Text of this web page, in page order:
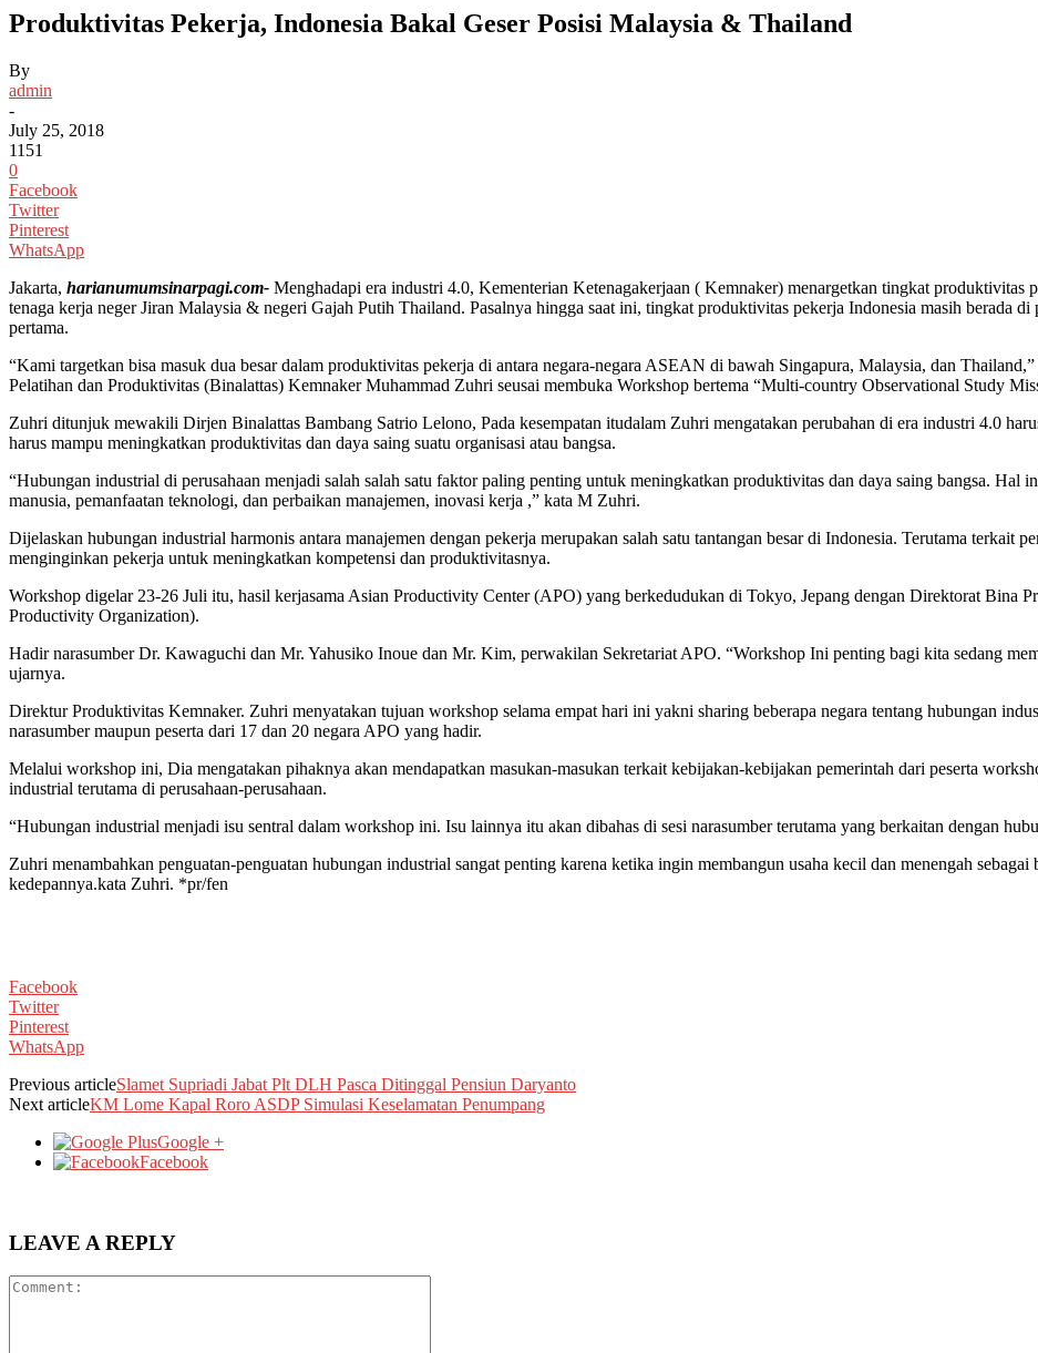
Produktivitas Pekerja, Indonesia Bakal Geser Posisi Malaysia & Thailand
By
admin
-
July 25, 2018
1151
0
Facebook
Twitter
Pinterest
WhatsApp
Jakarta, harianumumsinarpagi.com- Menghadapi era industri 4.0, Kementerian Ketenagakerjaan ( Kemnaker) menargetkan tingkat produktivitas
tenaga kerja neger Jiran Malaysia & negeri Gajah Putih Thailand. Pasalnya hingga saat ini, tingkat produktivitas pekerja Indonesia masih berada
pertama.
“Kami targetkan bisa masuk dua besar dalam produktivitas pekerja di antara negara-negara ASEAN di bawah Singapura, Malaysia, dan
Pelatihan dan Produktivitas (Binalattas) Kemnaker Muhammad Zuhri seusai membuka Workshop bertema “Multi-country Observational Study
Zuhri ditunjuk mewakili Dirjen Binalattas Bambang Satrio Lelono, Pada kesempatan itudalam Zuhri mengatakan perubahan di era industri 4.0
harus mampu meningkatkan produktivitas dan daya saing suatu organisasi atau bangsa.
“Hubungan industrial di perusahaan menjadi salah salah satu faktor paling penting untuk meningkatkan produktivitas dan daya saing bangsa. Hal
manusia, pemanfaatan teknologi, dan perbaikan manajemen, inovasi kerja ,” kata M Zuhri.
Dijelaskan hubungan industrial harmonis antara manajemen dengan pekerja merupakan salah satu tantangan besar di Indonesia. Terutama terkait
menginginkan pekerja untuk meningkatkan kompetensi dan produktivitasnya.
Workshop digelar 23-26 Juli itu, hasil kerjasama Asian Productivity Center (APO) yang berkedudukan di Tokyo, Jepang dengan Direktorat Bina
Productivity Organization).
Hadir narasumber Dr. Kawaguchi dan Mr. Yahusiko Inoue dan Mr. Kim, perwakilan Sekretariat APO. “Workshop Ini penting bagi kita sedang
ujarnya.
Direktur Produktivitas Kemnaker. Zuhri menyatakan tujuan workshop selama empat hari ini yakni sharing beberapa negara tentang hubungan
narasumber maupun peserta dari 17 dan 20 negara APO yang hadir.
Melalui workshop ini, Dia mengatakan pihaknya akan mendapatkan masukan-masukan terkait kebijakan-kebijakan pemerintah dari peserta
industrial terutama di perusahaan-perusahaan.
“Hubungan industrial menjadi isu sentral dalam workshop ini. Isu lainnya itu akan dibahas di sesi narasumber terutama yang berkaitan dengan
Zuhri menambahkan penguatan-penguatan hubungan industrial sangat penting karena ketika ingin membangun usaha kecil dan menengah
kedepannya.kata Zuhri. *pr/fen
Facebook
Twitter
Pinterest
WhatsApp
Previous articleSlamet Supriadi Jabat Plt DLH Pasca Ditinggal Pensiun Daryanto
Next articleKM Lome Kapal Roro ASDP Simulasi Keselamatan Penumpang
Google +
Facebook
LEAVE A REPLY